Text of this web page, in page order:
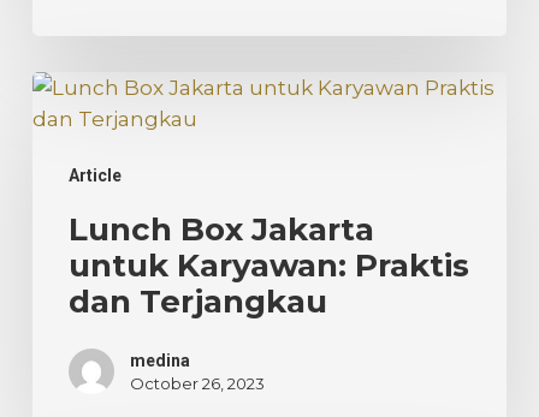
Article
Lunch
Box
untuk
Praktis
dan
Terjangkau
Lunch Box Jakarta
untuk Karyawan: Praktis
dan Terjangkau
medina
October 26, 2023